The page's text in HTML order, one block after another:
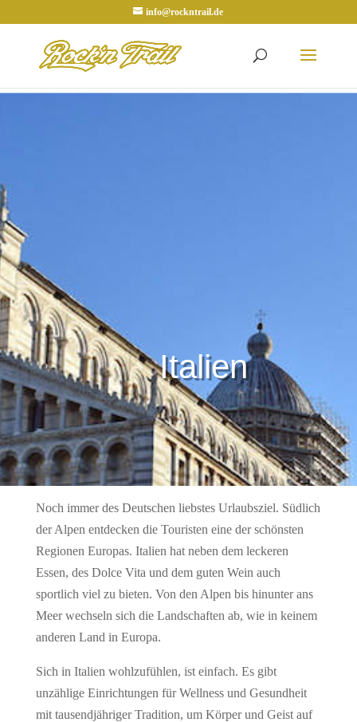
info@rockntrail.de
Italien
Noch immer des Deutschen liebstes Urlaubsziel. Südlich
der Alpen entdecken die Touristen eine der schönsten
Regionen Europas. Italien hat neben dem leckeren
Essen, des Dolce Vita und dem guten Wein auch
sportlich viel zu bieten. Von den Alpen bis hinunter ans
Meer wechseln sich die Landschaften ab, wie in keinem
anderen Land in Europa.
Sich in Italien wohlzufühlen, ist einfach. Es gibt
unzählige Einrichtungen für Wellness und Gesundheit
mit tausendjähriger Tradition, um Körper und Geist auf